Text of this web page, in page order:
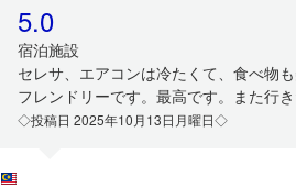
5.0
宿泊施設
セレサ、エアコンは冷たくて、食べ物
フレンドリーです。最高です。また行き
◇投稿日 2025年10月13日月曜日◇